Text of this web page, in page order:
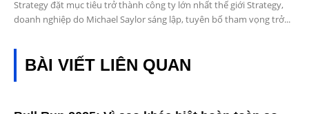
Strategy đặt mục tiêu trở thành công ty lớn nhất thế giới Strategy,
doanh nghiệp do Michael Saylor sáng lập, tuyên bố tham vọng trở...
BÀI VIẾT LIÊN QUAN